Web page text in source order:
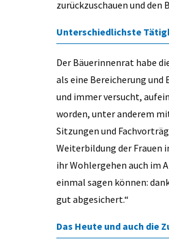
zurückzuschauen und den
Unterschiedlichste
Der Bäuerinnenrat habe
als eine Bereicherung
und immer versucht,
worden, unter anderem
Sitzungen und
Weiterbildung der Frauen
ihr Wohlergehen auch im
einmal sagen können:
gut abgesichert.“
Das Heute und auch die